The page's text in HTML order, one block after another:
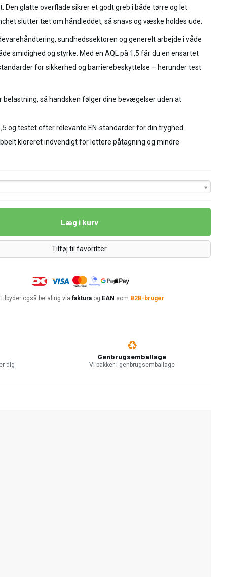
Den glatte overflade sikrer et godt greb i både tørre og let
slutter tæt om håndleddet, så snavs og væske holdes ude.
sundhedssektoren og generelt arbejde i våde
smidighed og styrke. Med en AQL på 1,5 får du en ensartet
for sikkerhed og barrierebeskyttelse – herunder test
belastning, så handsken følger dine bevægelser uden at
og testet efter relevante EN-standarder for din tryghed
kloreret indvendigt for lettere påtagning og mindre
Læg i kurv
Tilføj til favoritter
tilbyder også betaling via faktura og EAN som B2B-bruger
dig
Genbrugsemballage
Vi pakker i genbrugsemballage